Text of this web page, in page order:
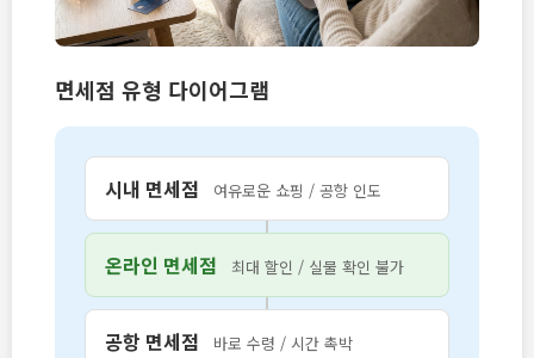
면세점 유형 다이어그램
시내 면세점 여유로운 쇼핑 / 공항 인도
온라인 면세점 최대 할인 / 실물 확인 불가
공항 면세점 바로 수령 / 시간 촉박